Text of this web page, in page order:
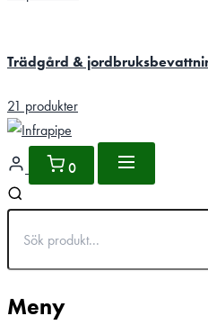
Trädgård &
21 produkter
0
Meny